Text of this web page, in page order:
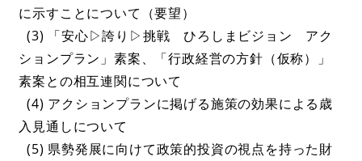
に示すことについて（要望）
(3) 「安心▷誇り▷挑戦 ひろしまビジョン アク
ションプラン」素案、「行政経営の方針（仮称）」
素案との相互連関について
(4) アクションプランに掲げる施策の効果による歳
入見通しについて
(5) 県勢発展に向けて政策的投資の視点を持った財